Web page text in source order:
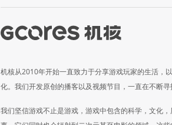
机核从2010年开始一直致力于分享游戏玩家的生活，
化。我们开发原创的播客以及视频节目，一直在不断寻
我们坚信游戏不止是游戏，游戏中包含的科学，文化